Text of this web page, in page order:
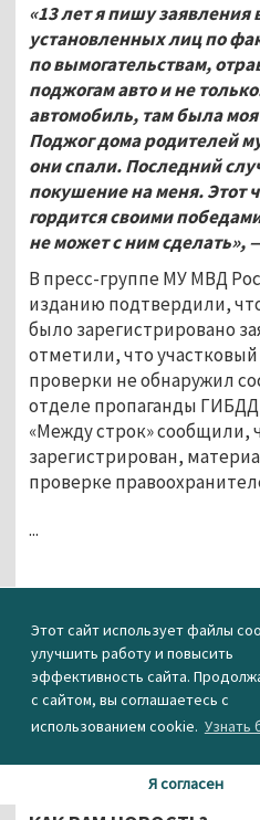
Этот сайт использует файлы
улучшить работу и повысить
эффективность сайта.
с сайтом, вы соглашаетесь с
использованием cookie. Узнать
Я согласен
«13 лет я пишу
установленных лиц по
по вымогательствам,
поджогам авто и не
автомобиль, там была
Поджог дома родителей
они спали. Последний
покушение на меня. Этот
гордится своими
не может с ним сделать»,
В пресс-группе МУ МВД
изданию подтвердили,
было зарегистрировано
отметили, что
проверки не обнаружил
отделе пропаганды
«Между строк» сообщили,
зарегистрирован,
проверке
...